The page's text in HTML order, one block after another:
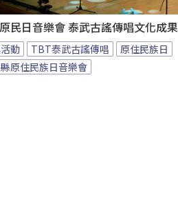
民日音樂會 泰武古謠傳唱文化成果
動 TBT泰武古謠傳唱
原住民族日
原住民族日音樂會